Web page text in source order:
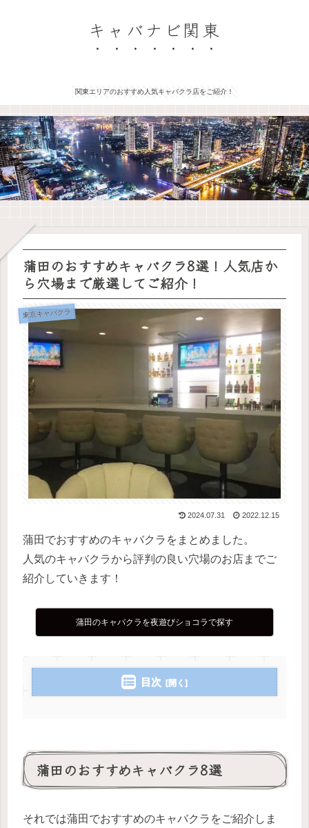
キャバナビ関東
関東エリアのおすすめ人気キャバクラ店をご紹介！
蒲田のおすすめキャバクラ8選！人気店か
ら穴場まで厳選してご紹介！
東京キャバクラ
2024.07.31 2022.12.15
蒲田でおすすめのキャバクラをまとめました。
人気のキャバクラから評判の良い穴場のお店までご
紹介していきます！
蒲田のキャバクラを夜遊びショコラで探す
目次
蒲田のおすすめキャバクラ8選
それでは蒲田でおすすめのキャバクラをご紹介しま